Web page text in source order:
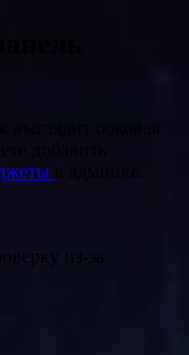
боковая
добавить
из-за